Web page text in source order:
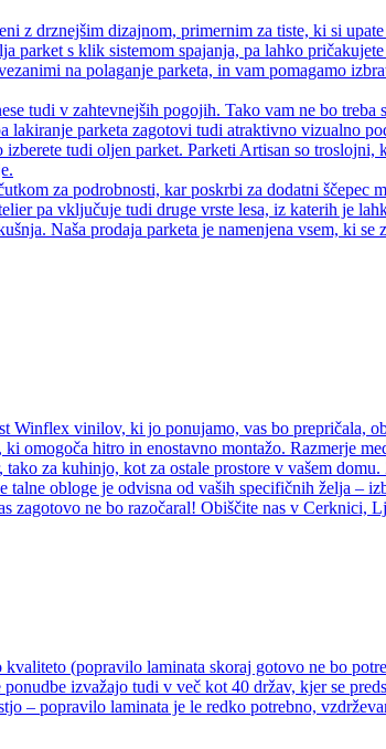
z drznejšim dizajnom, primernim za tiste, ki si
s klik sistemom spajanja, pa lahko
na polaganje parketa, in vam pomagamo
tudi v zahtevnejših pogojih. Tako vam ne bo
lakiranje parketa zagotovi tudi atraktivno vizualno
tudi oljen parket. Parketi Artisan so troslojni,
za podrobnosti, kar poskrbi za dodatni ščepec
pa vključuje tudi druge vrste lesa, iz katerih je
Naša prodaja parketa je namenjena vsem, ki
Winflex vinilov, ki jo ponujamo, vas bo prepričala,
omogoča hitro in enostavno montažo. Razmerje
za kuhinjo, kot za ostale prostore v vašem
obloge je odvisna od vaših specifičnih želja –
zagotovo ne bo razočaral! Obiščite nas v Cerknici,
(popravilo laminata skoraj gotovo ne bo
izvažajo tudi v več kot 40 držav, kjer se
– popravilo laminata je le redko potrebno,